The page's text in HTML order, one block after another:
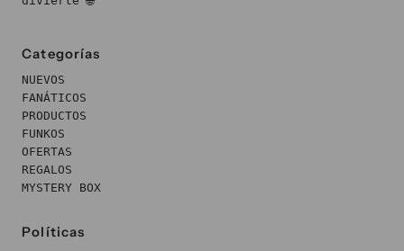
Categorías
NUEVOS
FANÁTICOS
PRODUCTOS
FUNKOS
OFERTAS
REGALOS
MYSTERY BOX
Políticas